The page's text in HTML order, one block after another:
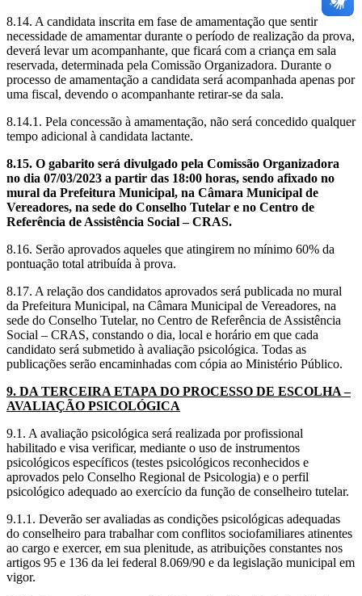
8.14. A candidata inscrita em fase de amamentação que sentir
necessidade de amamentar durante o período de realização da prova,
deverá levar um acompanhante, que ficará com a criança em sala
reservada, determinada pela Comissão Organizadora. Durante o
processo de amamentação a candidata será acompanhada apenas por
uma fiscal, devendo o acompanhante retirar-se da sala.
8.14.1. Pela concessão à amamentação, não será concedido qualquer
tempo adicional à candidata lactante.
8.15. O gabarito será divulgado pela Comissão Organizadora
no dia 07/03/2023 a partir das 18:00 horas, sendo afixado no
mural da Prefeitura Municipal, na Câmara Municipal de
Vereadores, na sede do Conselho Tutelar e no Centro de
Referência de Assistência Social – CRAS.
8.16. Serão aprovados aqueles que atingirem no mínimo 60% da
pontuação total atribuída à prova.
8.17. A relação dos candidatos aprovados será publicada no mural
da Prefeitura Municipal, na Câmara Municipal de Vereadores, na
sede do Conselho Tutelar, no Centro de Referência de Assistência
Social – CRAS, constando o dia, local e horário em que cada
candidato será submetido à avaliação psicológica. Todas as
publicações serão encaminhadas com cópia ao Ministério Público.
9. DA TERCEIRA ETAPA DO PROCESSO DE ESCOLHA –
AVALIAÇÃO PSICOLÓGICA
9.1. A avaliação psicológica será realizada por profissional
habilitado e visa verificar, mediante o uso de instrumentos
psicológicos específicos (testes psicológicos reconhecidos e
aprovados pelo Conselho Regional de Psicologia) e o perfil
psicológico adequado ao exercício da função de conselheiro tutelar.
9.1.1. Deverão ser avaliadas as condições psicológicas adequadas
do conselheiro para trabalhar com conflitos sociofamiliares atinentes
ao cargo e exercer, em sua plenitude, as atribuições constantes nos
artigos 95 e 136 da lei federal 8.069/90 e da legislação municipal em
vigor.